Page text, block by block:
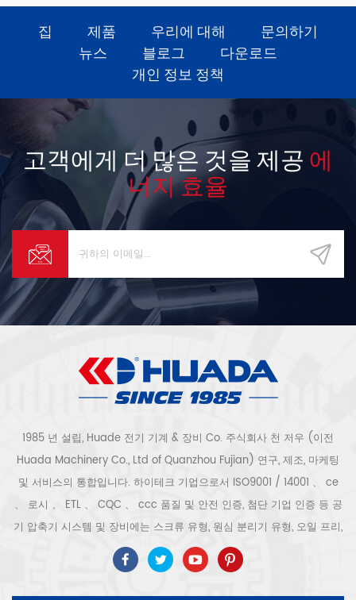
집 제품 우리에 대해
문의하기
뉴스
블로그
다운로드
개인 정보 정책
고객에게 더 많은 것을 제공 에
너지 효율
1985 년 설립, Huade 전기 기계 & 장비 Co. 주식회사 천 저우 (이전
Huada Machinery Co., Ltd of Quanzhou Fujian) 연구, 제조, 마케팅
및 서비스의 통합입니다. 하이테크 기업으로서 ISO9001 / 14001 、 ce
、 로시 、 ETL 、 CQC 、 ccc 품질 및 안전 인증, 첨단 기업 인증 등 공
기 압축기 시스템 및 장비에는 스크류 유형, 원심 분리기 유형, 오일 프리,
스크롤 유형, 피스톤 유형, 건조기, 필터, 배수기, 완전한 공기 압축기 생산
라인 등이 포함됩니다. 보다 300 가지 유형의 공기 압축기 산업 전문가
우리 회사는 보다 30 년 경력 from 압력 용기, 전기 모터, 정밀 부품 가공